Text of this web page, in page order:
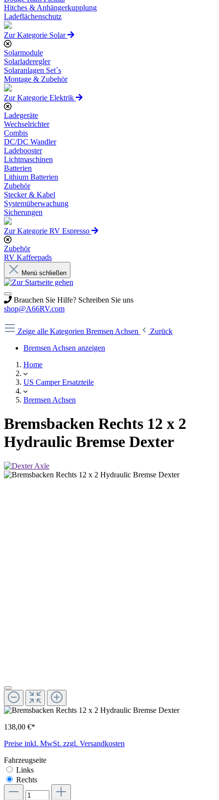
Hitches & Anhängerkupplung
Ladeflächenschutz
Zur Kategorie Solar
Solarmodule
Solarladeregler
Solaranlagen Set´s
Montage & Zubehör
Zur Kategorie Elektrik
Ladegeräte
Wechselrichter
Combis
DC/DC Wandler
Ladebooster
Lichtmaschinen
Batterien
Lithium Batterien
Zubehör
Stecker & Kabel
Systemüberwachung
Sicherungen
Zur Kategorie RV Espresso
Zubehör
RV Kaffeepads
Menü schließen
Brauchen Sie Hilfe? Schreiben Sie uns
shop@A66RV.com
Zeige alle Kategorien Bremsen Achsen
Zurück
Bremsen Achsen anzeigen
Home
US Camper Ersatzteile
Bremsen Achsen
Bremsbacken Rechts 12 x 2
Hydraulic Bremse Dexter
138,00 €*
Preise inkl. MwSt. zzgl. Versandkosten
Fahrzeugseite
Links
Rechts